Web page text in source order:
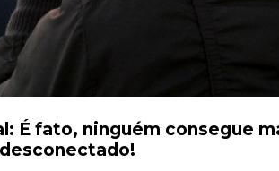
É fato, ninguém consegue
desconectado!